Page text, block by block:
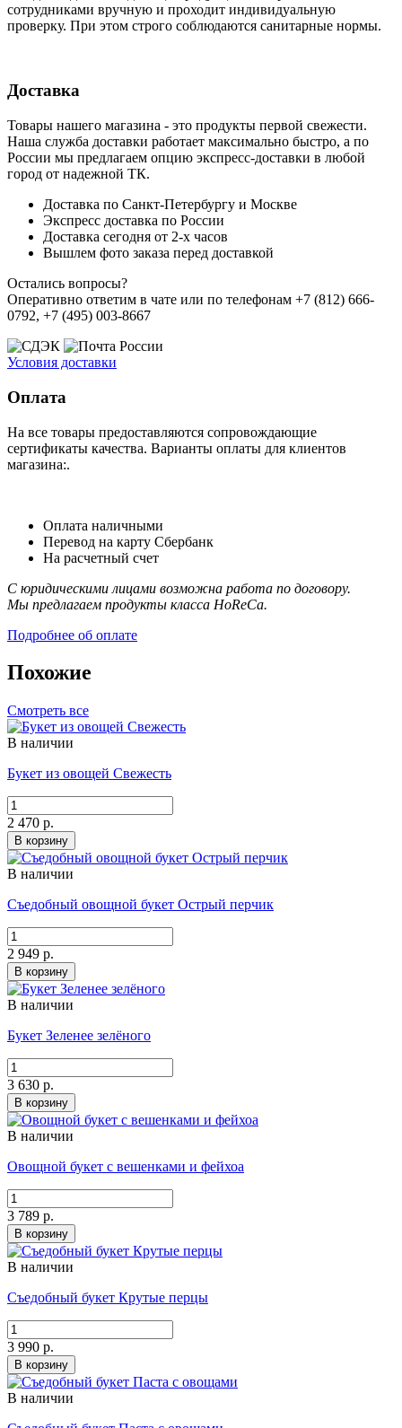
сотрудниками вручную и проходит индивидуальную
проверку. При этом строго соблюдаются санитарные нормы.
Доставка
Товары нашего магазина - это продукты первой свежести.
Наша служба доставки работает максимально быстро, а по
России мы предлагаем опцию экспресс-доставки в любой
город от надежной ТК.
Доставка по Санкт-Петербургу и Москве
Экспресс доставка по России
Доставка сегодня от 2-х часов
Вышлем фото заказа перед доставкой
Остались вопросы?
Оперативно ответим в чате или по телефонам +7 (812) 666-
0792, +7 (495) 003-8667
Условия доставки
Оплата
На все товары предоставляются сопровождающие
сертификаты качества. Варианты оплаты для клиентов
магазина:.
Оплата наличными
Перевод на карту Сбербанк
На расчетный счет
С юридическими лицами возможна работа по договору.
Мы предлагаем продукты класса HoReCa.
Подробнее об оплате
Похожие
Смотреть все
В наличии
Букет из овощей Свежесть
2 470 р.
В корзину
В наличии
Съедобный овощной букет Острый перчик
2 949 р.
В корзину
В наличии
Букет Зеленее зелёного
3 630 р.
В корзину
В наличии
Овощной букет с вешенками и фейхоа
3 789 р.
В корзину
В наличии
Съедобный букет Крутые перцы
3 990 р.
В корзину
В наличии